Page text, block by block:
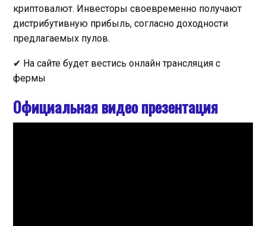
криптовалют. Инвесторы своевременно получают
дистрибутивную прибыль, согласно доходности
предлагаемых пулов.
✔ На сайте будет вестись онлайн трансляция с
фермы
Официальная видео презентация